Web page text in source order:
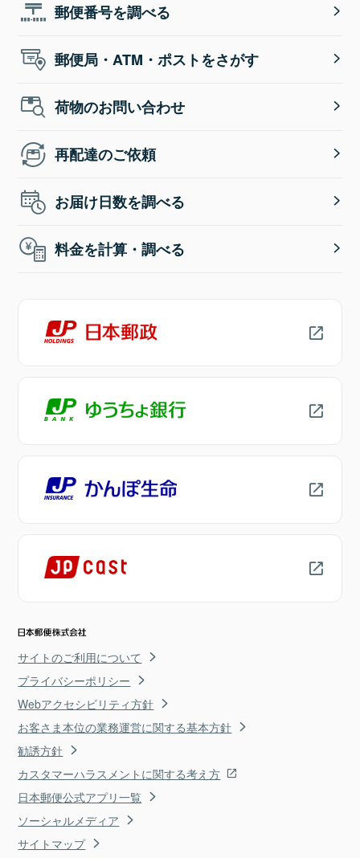
郵便番号を調べる
郵便局・ATM・ポストをさがす
荷物のお問い合わせ
再配達のご依頼
お届け日数を調べる
料金を計算・調べる
サイトのご利用について
プライバシーポリシー
Webアクセシビリティ方針
お客さま本位の業務運営に関する基本方針
勧誘方針
カスタマーハラスメントに関する考え方
日本郵便公式アプリ一覧
ソーシャルメディア
サイトマップ